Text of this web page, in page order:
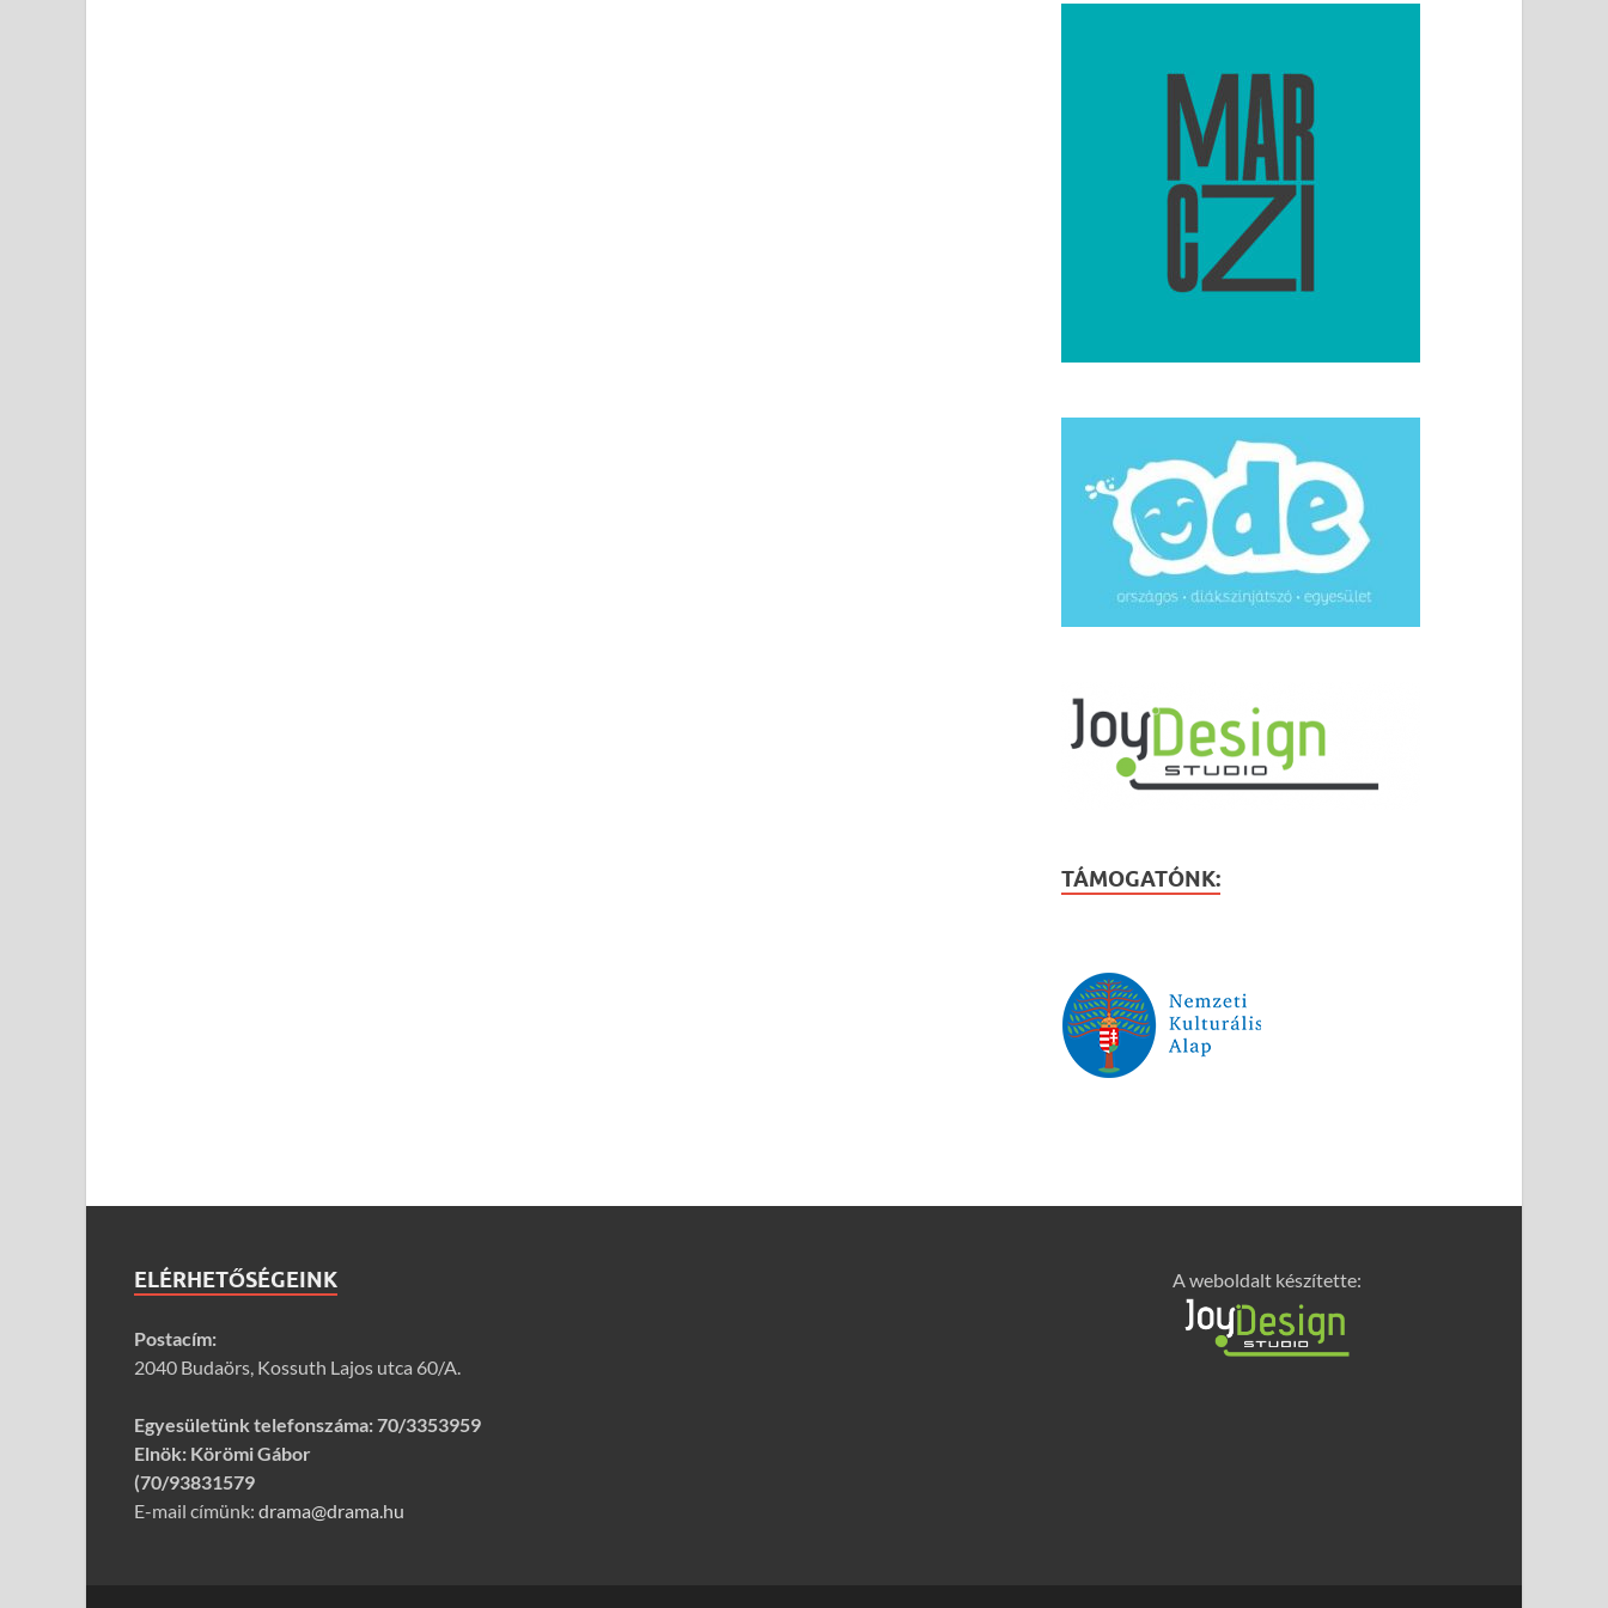
TÁMOGATÓNK:
ELÉRHETŐSÉGEINK
Postacím:
2040 Budaörs, Kossuth Lajos utca 60/A.
Egyesületünk telefonszáma:70/3353959
Elnök: Körömi Gábor
(70/93831579
E-mail címünk: drama@drama.hu
A weboldalt készítette: